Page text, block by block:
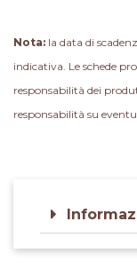
Nota: la data di
indicativa. Le schede
responsabilità dei
responsabilità su